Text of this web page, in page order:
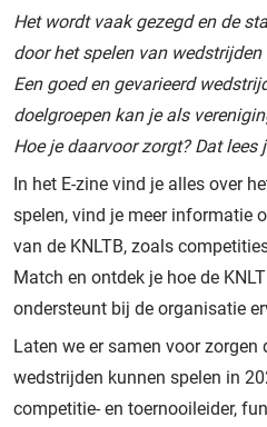
Het wordt vaak gezegd en de
door het spelen van
Een goed en gevarieerd
doelgroepen kan je als
Hoe je daarvoor zorgt? Dat lees
In het E-zine vind je alles over
spelen, vind je meer informatie
van de KNLTB, zoals
Match en ontdek je hoe de
ondersteunt bij de organisatie
Laten we er samen voor
wedstrijden kunnen spelen in
competitie- en toernooileider,